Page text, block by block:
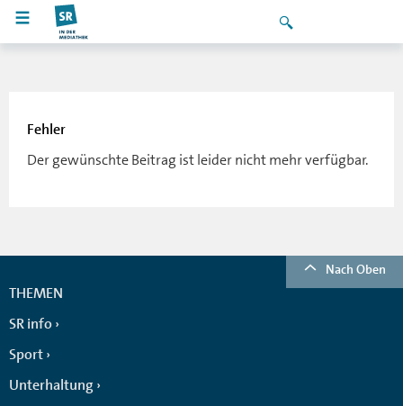
Fehler
Der gewünschte Beitrag ist leider nicht mehr verfügbar.
Nach Oben
THEMEN
SR info
Sport
Unterhaltung